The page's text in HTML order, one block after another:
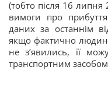
(тобто після 16
вимоги про
даних за останнім
якщо фактично
не з’явились, її
транспортним